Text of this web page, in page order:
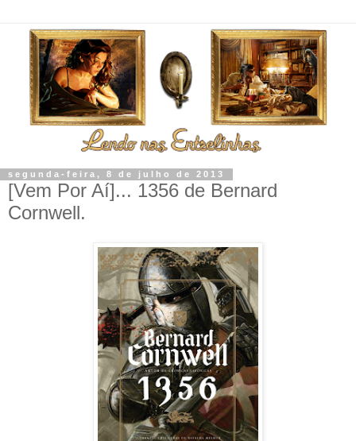
segunda-feira, 8 de julho de 2013
[Vem Por Aí]... 1356 de Bernard
Cornwell.